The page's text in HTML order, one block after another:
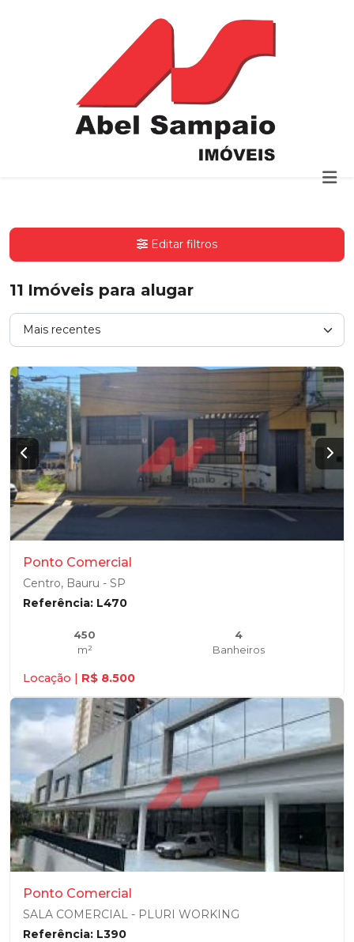
Editar filtros
11 Imóveis para alugar
Ponto Comercial
Centro, Bauru - SP
Referência: L470
450
m²
4
Banheiros
Locação | R$ 8.500
Ponto Comercial
SALA COMERCIAL - PLURI WORKING
Referência: L390